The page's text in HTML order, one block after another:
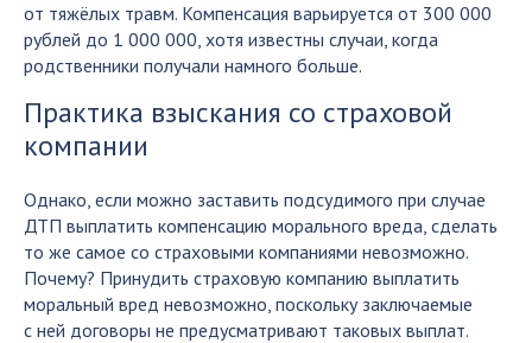
от тяжёлых травм. Компенсация варьируется от 300 000
рублей до 1 000 000, хотя известны случаи, когда
родственники получали намного больше.
Практика взыскания со страховой
компании
Однако, если можно заставить подсудимого при случае
ДТП выплатить компенсацию морального вреда, сделать
то же самое со страховыми компаниями невозможно.
Почему? Принудить страховую компанию выплатить
моральный вред невозможно, поскольку заключаемые
с ней договоры не предусматривают таковых выплат.